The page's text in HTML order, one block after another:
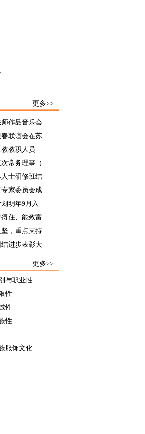
更多>>
作品音乐会
联谊会在苏
教职人员
常务理事（
士研修班结
家委员会成
明年9月入
住、能致富
，重点支持
进步表彰大
更多>>
与职业性
性
性
性
服饰文化